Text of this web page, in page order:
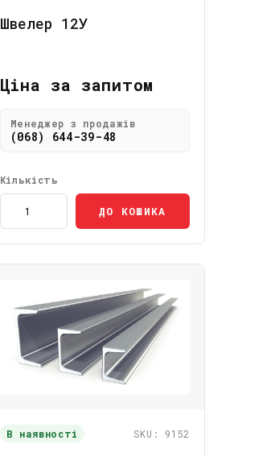
Швелер 12У
Ціна за запитом
Менеджер з продажів
(068) 644-39-48
Кількість
ДО КОШИКА
В наявності SKU: 9152